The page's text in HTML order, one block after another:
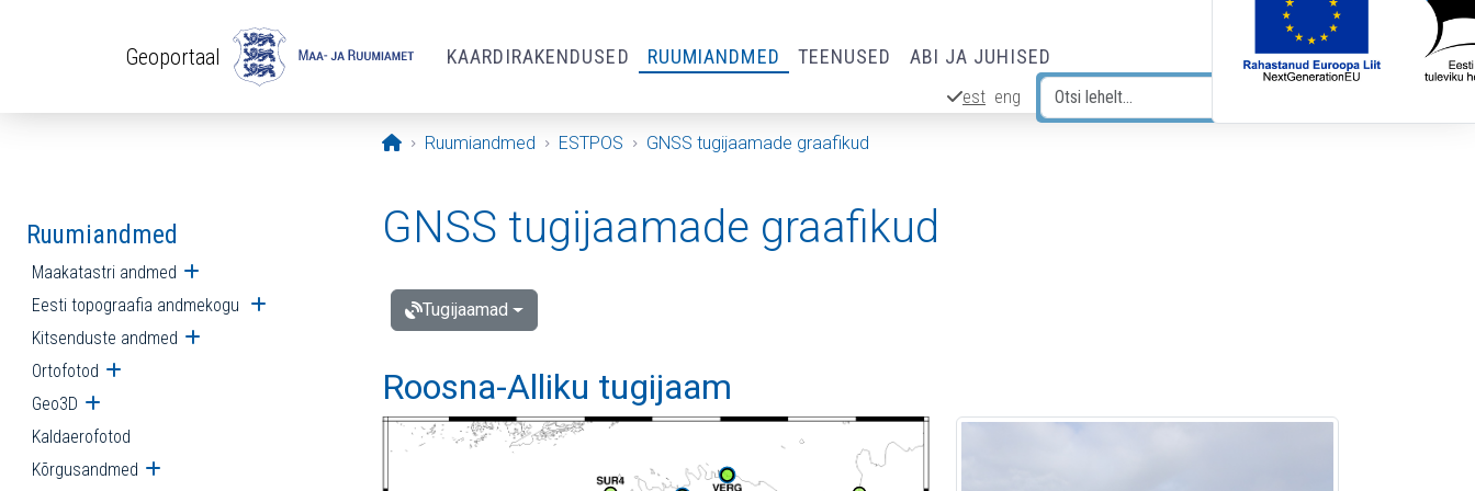
Geoportaal KAARDIRAKENDUSED RUUMIANDMED TEENUSED ABI JA JUHISED
est eng
Avaleht
Ruumiandmed ESTPOS GNSS tugijaamade graafikud
Ruumiandmed
Maakatastri andmed Ava alammenüü
Eesti topograafia andmekogu Ava alammenüü
Kitsenduste andmed Ava alammenüü
Ortofotod Ava alammenüü
Geo3D Ava alammenüü
Kaldaerofotod
Kõrgusandmed Ava alammenüü
GNSS tugijaamade graafikud
Tugijaamad
Roosna-Alliku tugijaam